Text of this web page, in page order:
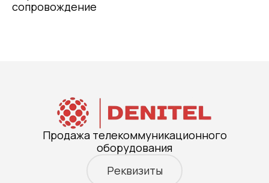
сопровождение
Продажа телекоммуникационного
оборудования
Реквизиты